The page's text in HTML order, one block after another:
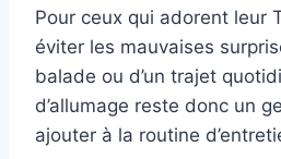
Pour ceux qui adorent leur
éviter les mauvaises
balade ou d’un trajet
d’allumage reste donc un
ajouter à la routine